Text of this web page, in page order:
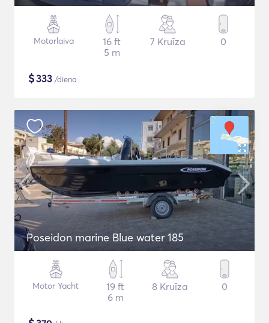
Motorlaiva
16 ft
5 m
7 Kruīza 0
$333 /diena
Poseidon marine Blue water 185
Motor Yacht
19 ft
6 m
8 Kruīza 0